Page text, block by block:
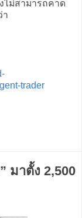
ไม่สามารถคาด
า
trader
มาตั้ง 2,500